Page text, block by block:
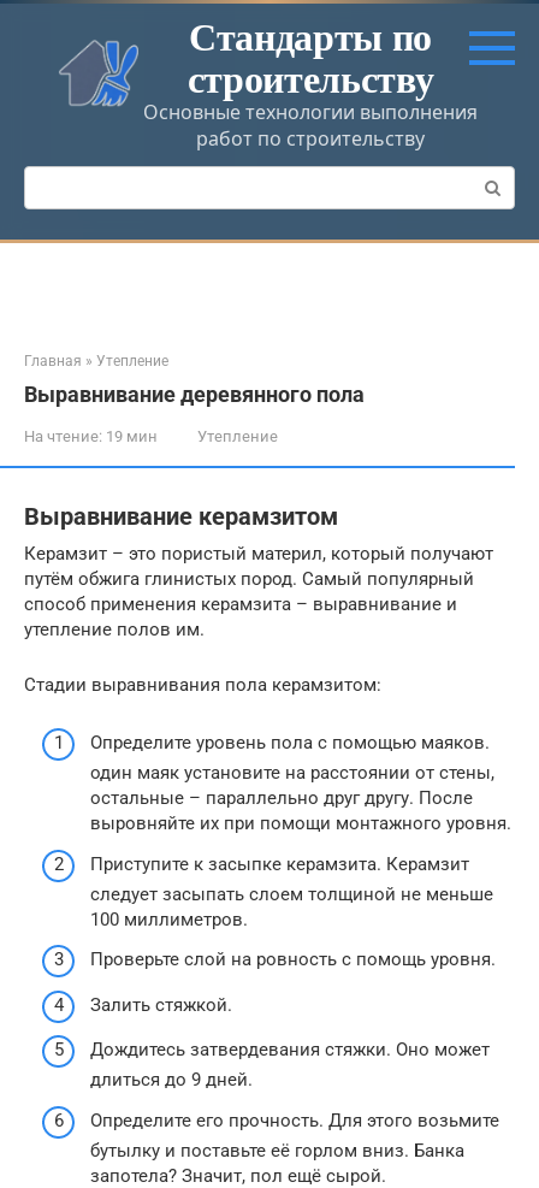
Перейти
контенту
Стандарты по
строительству
Основные технологии выполнения
работ по строительству
Поиск:
Главная » Утепление
Выравнивание деревянного пола
На чтение: 19 мин Утепление
Выравнивание керамзитом
Керамзит – это пористый материл, который получают
путём обжига глинистых пород. Самый популярный
способ применения керамзита – выравнивание и
утепление полов им.
Стадии выравнивания пола керамзитом:
Определите уровень пола с помощью маяков.
один маяк установите на расстоянии от стены,
остальные – параллельно друг другу. После
выровняйте их при помощи монтажного уровня.
Приступите к засыпке керамзита. Керамзит
следует засыпать слоем толщиной не меньше
100 миллиметров.
Проверьте слой на ровность с помощь уровня.
Залить стяжкой.
Дождитесь затвердевания стяжки. Оно может
длиться до 9 дней.
Определите его прочность. Для этого возьмите
бутылку и поставьте её горлом вниз. Банка
запотела? Значит, пол ещё сырой.